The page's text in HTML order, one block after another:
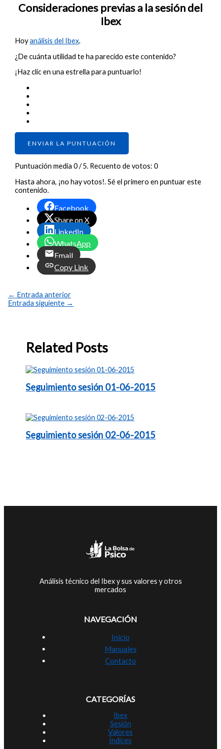
Consideraciones previas a la sesión del
Ibex
Hoyanálisis del Ibex.
¿De cuánta utilidad te ha parecido este contenido?
¡Haz clic en una estrella para puntuarlo!
ENVIAR LA PUNTUACIÓN
Puntuación media0/ 5. Recuento de votos:0
Hasta ahora, ¡no hay votos!. Sé el primero en puntuar este
contenido.
Facebook
Share on X
LinkedIn
WhatsApp
Email
Copy Link
← Entrada anterior
Entrada siguiente →
Related Posts
Seguimiento sesión 01-06-2015
Seguimiento sesión 02-06-2015
Análisis técnico del Ibex y sus valores y otros
mercados
NAVEGACIÓN
Inicio
Manuales
Contacto
CATEGORÍAS
Ibex
Sesión
Valores
Índices